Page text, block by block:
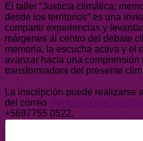
El taller “Justicia climática:
desde los territorios” es una
compartir experiencias y
márgenes al centro del debate
memoria, la escucha activa y el
avanzar hacia una comprensión
transformadora del presente
La inscripción puede realizarse
del correo
+5697755 0522.